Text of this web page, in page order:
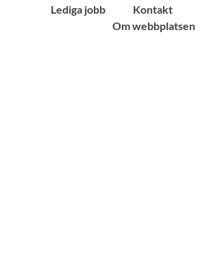
Lediga jobb Kontakt
Om webbplatsen